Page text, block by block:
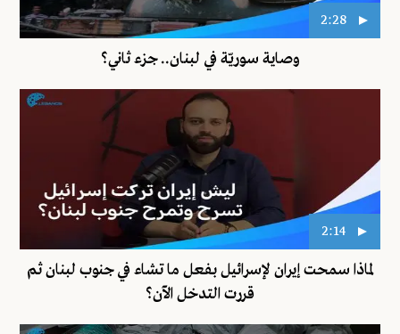
2:28
وصاية سوريّة في لبنان.. جزء ثاني؟
2:14
لماذا سمحت إيران لإسرائيل بفعل ما تشاء في جنوب لبنان ثم
قررت التدخل الآن؟